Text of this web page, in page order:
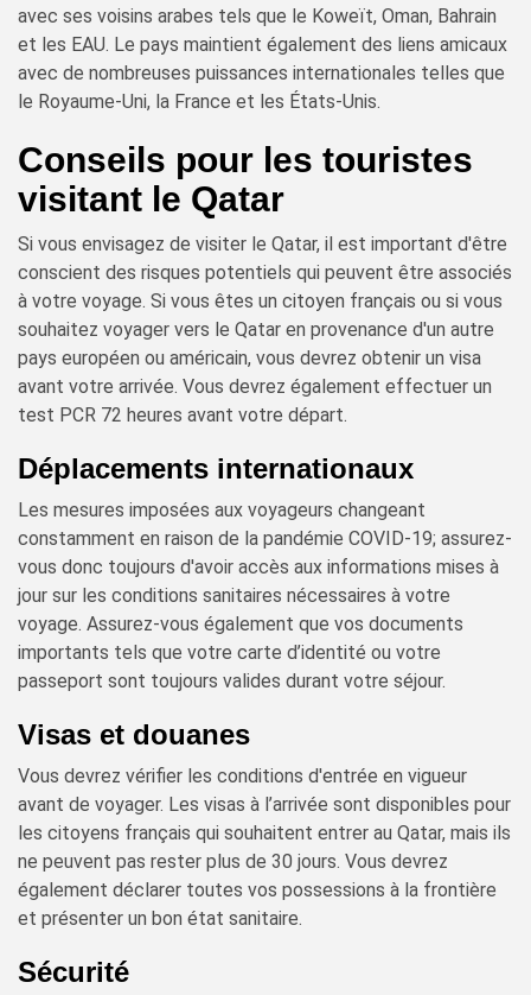
avec ses voisins arabes tels que le Koweït, Oman, Bahrain
et les EAU. Le pays maintient également des liens amicaux
avec de nombreuses puissances internationales telles que
le Royaume-Uni, la France et les États-Unis.
Conseils pour les touristes
visitant le Qatar
Si vous envisagez de visiter le Qatar, il est important d'être
conscient des risques potentiels qui peuvent être associés
à votre voyage. Si vous êtes un citoyen français ou si vous
souhaitez voyager vers le Qatar en provenance d'un autre
pays européen ou américain, vous devrez obtenir un visa
avant votre arrivée. Vous devrez également effectuer un
test PCR 72 heures avant votre départ.
Déplacements internationaux
Les mesures imposées aux voyageurs changeant
constamment en raison de la pandémie COVID-19; assurez-
vous donc toujours d'avoir accès aux informations mises à
jour sur les conditions sanitaires nécessaires à votre
voyage. Assurez-vous également que vos documents
importants tels que votre carte d’identité ou votre
passeport sont toujours valides durant votre séjour.
Visas et douanes
Vous devrez vérifier les conditions d'entrée en vigueur
avant de voyager. Les visas à l’arrivée sont disponibles pour
les citoyens français qui souhaitent entrer au Qatar, mais ils
ne peuvent pas rester plus de 30 jours. Vous devrez
également déclarer toutes vos possessions à la frontière
et présenter un bon état sanitaire.
Sécurité